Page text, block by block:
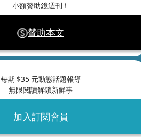
小額贊助鏡週刊！
贊助本文
每期 $35 元動態話題報導
無限閱讀解鎖新鮮事
加入訂閱會員